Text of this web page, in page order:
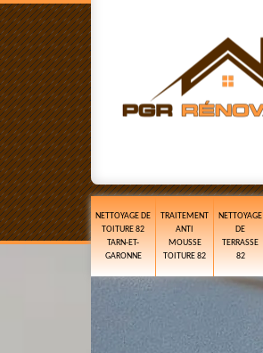
NETTOYAGE DE
TOITURE 82
TARN-ET-
GARONNE
TRAITEMENT
ANTI
MOUSSE
TOITURE 82
NETTOYAGE
DE
TERRASSE
82